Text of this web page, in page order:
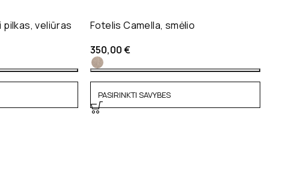
pilkas, veliūras
Fotelis Camella, smėlio
350,00€
PASIRINKTI SAVYBES